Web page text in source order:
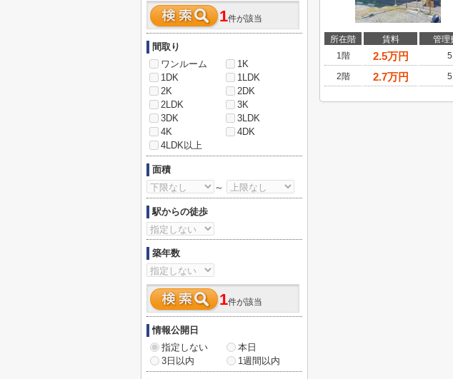
所在階 賃料 管理
1階
2.5万円
2階
2.7万円
1件が該当
間取り
ワンルーム
1K
1DK
1LDK
2K
2DK
2LDK
3K
3DK
3LDK
4K
4DK
4LDK以上
面積
～
駅からの徒歩
築年数
1件が該当
情報公開日
指定しない
本日
3日以内
1週間以内